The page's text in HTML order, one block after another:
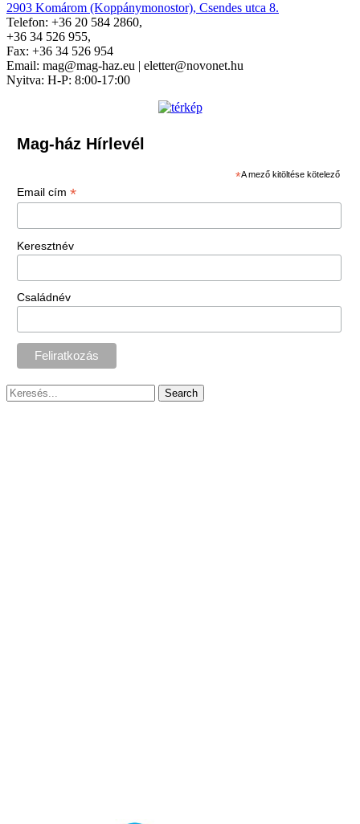
2903 Komárom (Koppánymonostor), Csendes utca 8.
Telefon: +36 20 584 2860,
+36 34 526 955,
Fax: +36 34 526 954
Email: mag@mag-haz.eu | eletter@novonet.hu
Nyitva: H-P: 8:00-17:00
Mag-ház Hírlevél
*A mező kitöltése kötelező
Email cím *
Keresztnév
Családnév